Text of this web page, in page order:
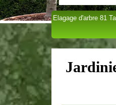
Elagage d'arbre 81